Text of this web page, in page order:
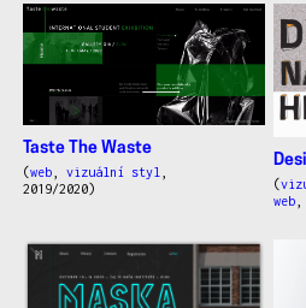
Taste The Waste
(web, vizuální styl
2019/2020)
(
web